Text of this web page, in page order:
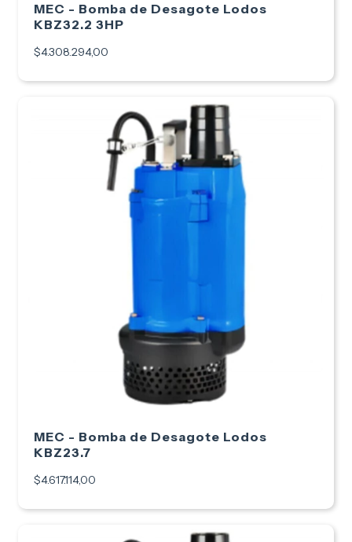
MEC - Bomba de Desagote Lodos
KBZ32.2 3HP
$4.308.294,00
MEC - Bomba de Desagote Lodos
KBZ23.7
$4.617.114,00